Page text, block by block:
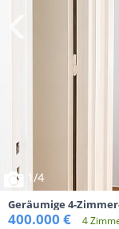
1 /4
Geräumige 4-
Lage
400.000 € 4